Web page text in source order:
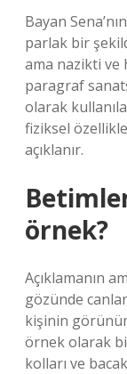
Bayan
parlak bir
ama nazikti ve
paragraf
olarak
fiziksel
açıklanır.
örnek?
Açıklamanın
gözünde
kişinin
örnek olarak
kolları ve